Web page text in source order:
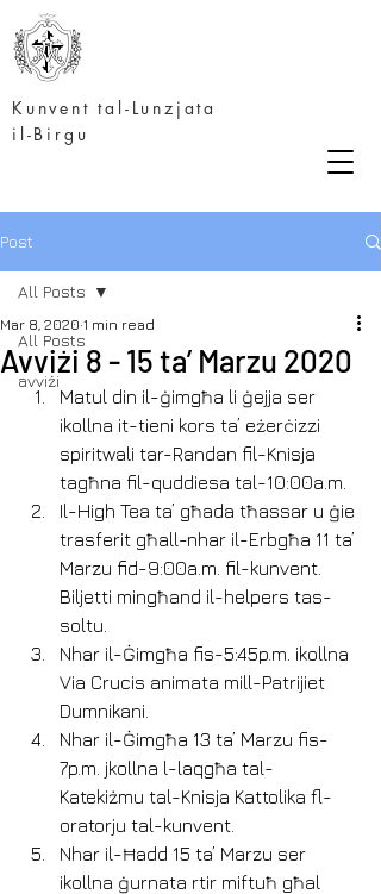
Kunvent tal-Lunzjata
il-Birgu
Post
All Posts
avviżi
All Posts
Avviżi 8 - 15 ta’ Marzu 2020
Mar 8, 2020 1 min read
Matul din il-ġimgħa li ġejja ser
ikollna it-tieni kors ta’ eżerċizzi
spiritwali tar-Randan fil-Knisja
tagħna fil-quddiesa tal-10:00a.m.
Il-High Tea ta’ għada tħassar u ġie
trasferit għall-nhar il-Erbgħa 11 ta’
Marzu fid-9:00a.m. fil-kunvent.
Biljetti mingħand il-helpers tas-
soltu.
Nhar il-Ġimgħa fis-5:45p.m. ikollna
Via Crucis animata mill-Patrijiet
Dumnikani.
Nhar il-Ġimgħa 13 ta’ Marzu fis-
7p.m. jkollna l-laqgħa tal-
Katekiżmu tal-Knisja Kattolika fl-
oratorju tal-kunvent.
Nhar il-Ħadd 15 ta’ Marzu ser
ikollna ġurnata rtir miftuħ għal